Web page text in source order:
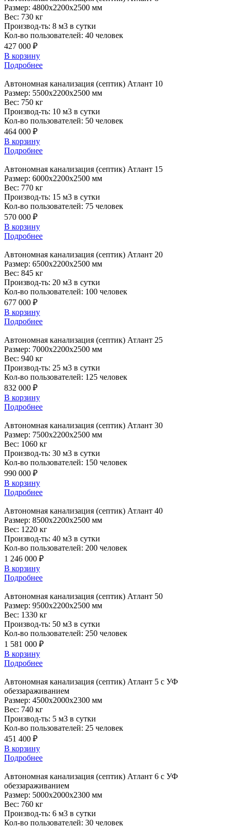
Размер: 4800x2200x2500 мм
Вес: 730 кг
Производ-ть: 8 м3 в сутки
Кол-во пользователей: 40 человек
427 000 ₽
В корзину
Подробнее
Автономная канализация (септик) Атлант 10
Размер: 5500x2200x2500 мм
Вес: 750 кг
Производ-ть: 10 м3 в сутки
Кол-во пользователей: 50 человек
464 000 ₽
В корзину
Подробнее
Автономная канализация (септик) Атлант 15
Размер: 6000x2200x2500 мм
Вес: 770 кг
Производ-ть: 15 м3 в сутки
Кол-во пользователей: 75 человек
570 000 ₽
В корзину
Подробнее
Автономная канализация (септик) Атлант 20
Размер: 6500x2200x2500 мм
Вес: 845 кг
Производ-ть: 20 м3 в сутки
Кол-во пользователей: 100 человек
677 000 ₽
В корзину
Подробнее
Автономная канализация (септик) Атлант 25
Размер: 7000x2200x2500 мм
Вес: 940 кг
Производ-ть: 25 м3 в сутки
Кол-во пользователей: 125 человек
832 000 ₽
В корзину
Подробнее
Автономная канализация (септик) Атлант 30
Размер: 7500x2200x2500 мм
Вес: 1060 кг
Производ-ть: 30 м3 в сутки
Кол-во пользователей: 150 человек
990 000 ₽
В корзину
Подробнее
Автономная канализация (септик) Атлант 40
Размер: 8500x2200x2500 мм
Вес: 1220 кг
Производ-ть: 40 м3 в сутки
Кол-во пользователей: 200 человек
1 246 000 ₽
В корзину
Подробнее
Автономная канализация (септик) Атлант 50
Размер: 9500x2200x2500 мм
Вес: 1330 кг
Производ-ть: 50 м3 в сутки
Кол-во пользователей: 250 человек
1 581 000 ₽
В корзину
Подробнее
Автономная канализация (септик) Атлант 5 с УФ
обеззараживанием
Размер: 4500x2000x2300 мм
Вес: 740 кг
Производ-ть: 5 м3 в сутки
Кол-во пользователей: 25 человек
451 400 ₽
В корзину
Подробнее
Автономная канализация (септик) Атлант 6 с УФ
обеззараживанием
Размер: 5000x2000x2300 мм
Вес: 760 кг
Производ-ть: 6 м3 в сутки
Кол-во пользователей: 30 человек